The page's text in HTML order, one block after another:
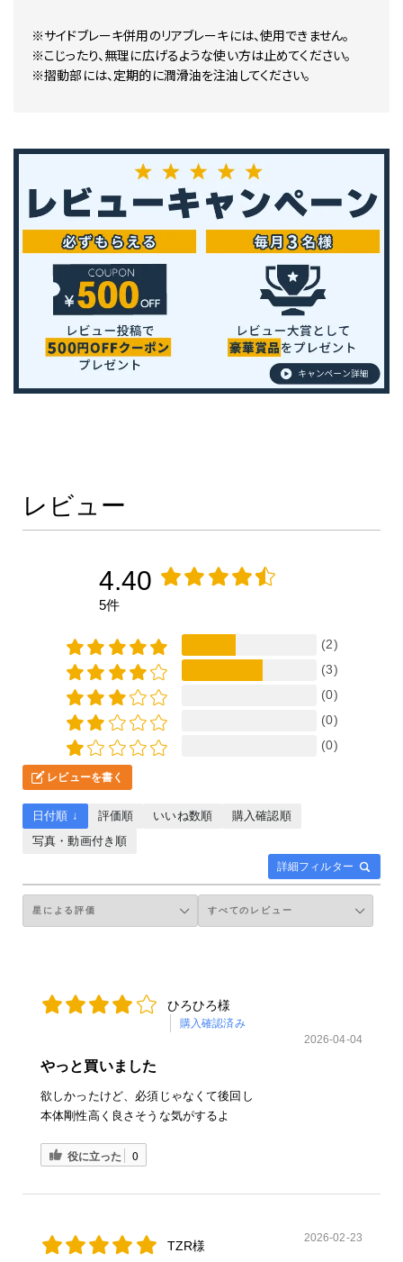
※サイドブレーキ併用のリアブレーキには、使用できません。
※こじったり、無理に広げるような使い方は止めてください。
※摺動部には、定期的に潤滑油を注油してください。
レビュー
4.40
5件
(2)
(3)
(0)
(0)
(0)
レビューを書く
詳細フィルター
日付順 ↓ 評価順 いいね数順
購入確認順
写真・動画付き順
ひろひろ様
購入確認済み
2026-04-04
やっと買いました
欲しかったけど、必須じゃなくて後回し
本体剛性高く良さそうな気がするよ
役に立った 0
TZR様
2026-02-23